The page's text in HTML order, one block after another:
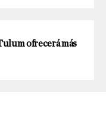
ofrecerá más